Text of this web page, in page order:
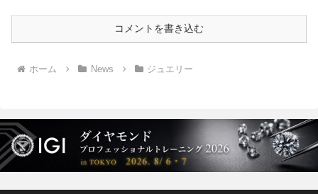
コメントを書き込む
ホーム News ジュエリー